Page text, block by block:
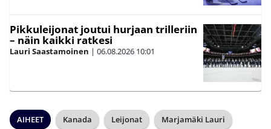
Pikkuleijonat joutui hurjaan trilleriin
– näin kaikki ratkesi
Lauri Saastamoinen | 06.08.2026 10:01
AIHEET Kanada Leijonat Marjamäki Lauri